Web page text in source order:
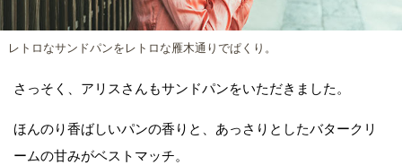
レトロなサンドパンをレトロな雁木通りでぱくり。
さっそく、アリスさんもサンドパンをいただきました。
ほんのり香ばしいパンの香りと、あっさりとしたバタークリ
ームの甘みがベストマッチ。